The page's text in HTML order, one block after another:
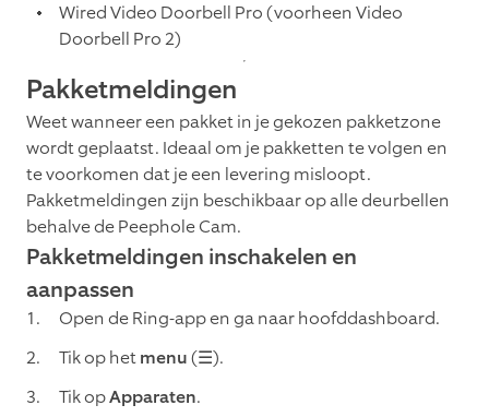
Wired Video Doorbell Pro (voorheen Video
Doorbell Pro 2)
Pakketmeldingen
Weet wanneer een pakket in je gekozen pakketzone
wordt geplaatst. Ideaal om je pakketten te volgen en
te voorkomen dat je een levering misloopt.
Pakketmeldingen zijn beschikbaar op alle deurbellen
behalve de Peephole Cam.
Pakketmeldingen inschakelen en
aanpassen
Open de Ring-app en ga naar hoofddashboard.
Tik op hetmenu(☰).
Tik opApparaten.